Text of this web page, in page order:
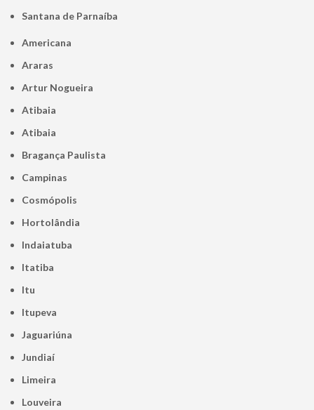
Santana de Parnaíba
Americana
Araras
Artur Nogueira
Atibaia
Atibaia
Bragança Paulista
Campinas
Cosmópolis
Hortolândia
Indaiatuba
Itatiba
Itu
Itupeva
Jaguariúna
Jundiaí
Limeira
Louveira